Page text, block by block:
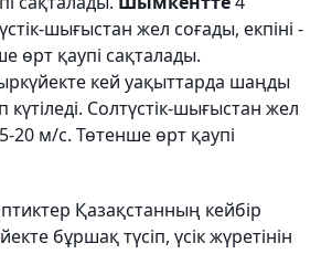
шығыстан жел соғады, екпіні -
өрт қаупі сақталады.
кей уақыттарда шаңды
Солтүстік-шығыстан жел
20 м/с. Төтенше өрт қаупі
Қазақстанның кейбір
бұршақ түсіп, үсік жүретінін